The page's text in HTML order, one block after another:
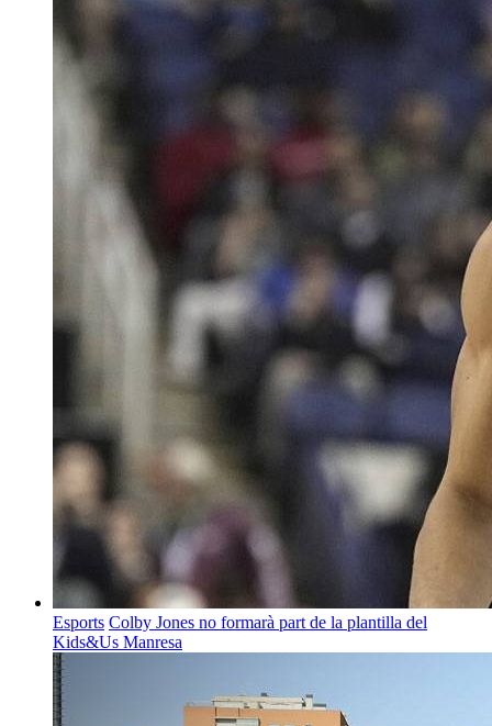
Esports Colby Jones no formarà part de la plantilla del
Kids&Us Manresa